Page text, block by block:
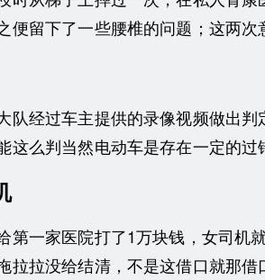
便留下了一些腰椎的问题；这两次
经过车主提供的录像视频做出判
这么判当然电动车是存在一定的过
一家医院打了1万块钱，女司机
拉拉没给结清，不是这借口就那